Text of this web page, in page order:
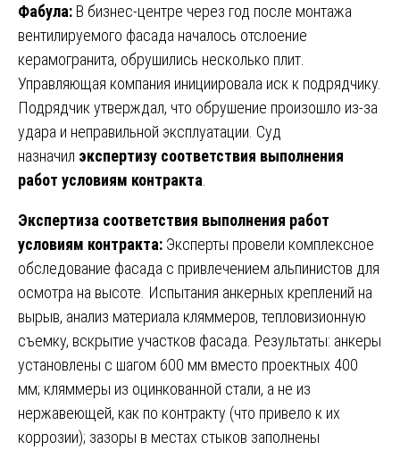
Фабула: В бизнес-центре через год после монтажа
вентилируемого фасада началось отслоение
керамогранита, обрушились несколько плит.
Управляющая компания инициировала иск к подрядчику.
Подрядчик утверждал, что обрушение произошло из-за
удара и неправильной эксплуатации. Суд
назначил экспертизу соответствия выполнения
работ условиям контракта
Экспертиза соответствия выполнения работ
условиям контракта: Эксперты провели комплексное
обследование фасада с привлечением альпинистов для
осмотра на высоте. Испытания анкерных креплений на
вырыв, анализ материала кляммеров, тепловизионную
съемку, вскрытие участков фасада. Результаты: анкеры
установлены с шагом 600 мм вместо проектных 400
мм; кляммеры из оцинкованной стали, а не из
нержавеющей, как по контракту (что привело к их
коррозии); зазоры в местах стыков заполнены